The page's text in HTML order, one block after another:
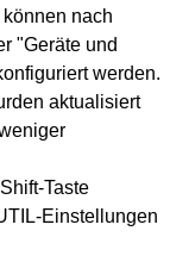
nach
"Geräte und
werden.
aktualisiert
Taste
Einstellungen